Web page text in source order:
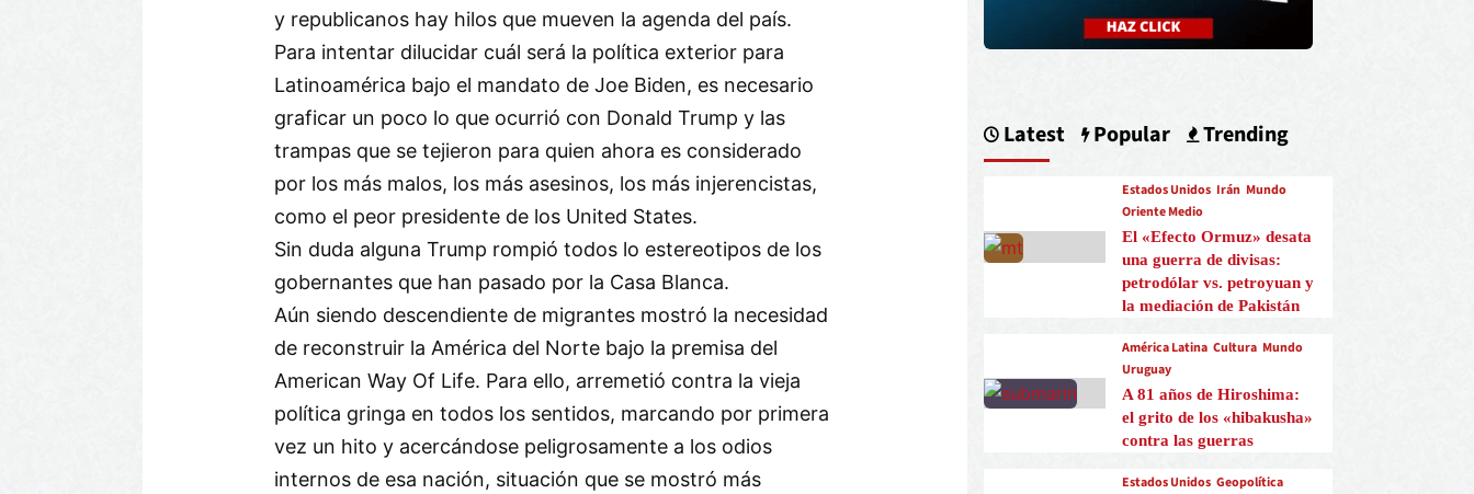
y republicanos hay hilos que mueven la agenda del país.
Para intentar dilucidar cuál será la política exterior para
Latinoamérica bajo el mandato de Joe Biden, es necesario
graficar un poco lo que ocurrió con Donald Trump y las
trampas que se tejieron para quien ahora es considerado
por los más malos, los más asesinos, los más injerencistas,
como el peor presidente de los United States.
Sin duda alguna Trump rompió todos lo estereotipos de los
gobernantes que han pasado por la Casa Blanca.
Aún siendo descendiente de migrantes mostró la necesidad
de reconstruir la América del Norte bajo la premisa del
American Way Of Life. Para ello, arremetió contra la vieja
política gringa en todos los sentidos, marcando por primera
vez un hito y acercándose peligrosamente a los odios
internos de esa nación, situación que se mostró más
Latest Popular Trending
Estados Unidos Irán Mundo
Oriente Medio
El «Efecto Ormuz» desata
una guerra de divisas:
petrodólar vs. petroyuan y
la mediación de Pakistán
América Latina Cultura Mundo
Uruguay
A 81 años de Hiroshima:
el grito de los «hibakusha»
contra las guerras
Estados Unidos Geopolítica